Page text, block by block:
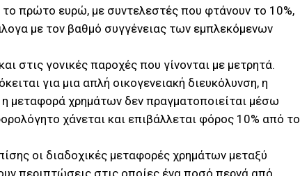
πρώτο ευρώ, με συντελεστές που φτάνουν το 10%,
με τον βαθμό συγγένειας των εμπλεκόμενων
στις γονικές παροχές που γίνονται με μετρητά.
για μια απλή οικογενειακή διευκόλυνση, η
μεταφορά χρημάτων δεν πραγματοποιείται μέσω
χάνεται και επιβάλλεται φόρος 10% από το
οι διαδοχικές μεταφορές χρημάτων μεταξύ
περιπτώσεις στις οποίες ένα ποσό περνά από